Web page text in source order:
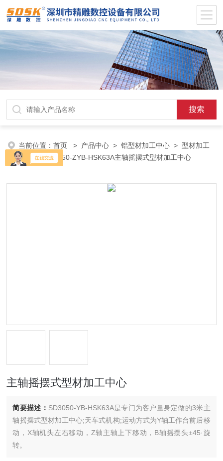
当前位置：首页 > 产品中心 >铝型材加工中心 >型材加工
设备
> SD3050-ZYB-HSK63A主轴摇摆式型材加工中心
主轴摇摆式型材加工中心
简要描述： SD3050-YB-HSK63A是专门为客户量身定做的3米主
轴摇摆式型材加工中心;天车式机构;运动方式为Y轴工作台前后移
动，X轴机头左右移动，Z轴主轴上下移动，B轴摇摆头±45·旋
转。